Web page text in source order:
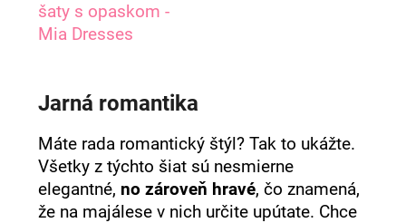
šaty s opaskom -
Mia Dresses
Jarná romantika
Máte rada romantický štýl? Tak to ukážte.
Všetky z týchto šiat sú nesmierne
elegantné, no zároveň hravé, čo znamená,
že na majálese v nich určite upútate. Chce